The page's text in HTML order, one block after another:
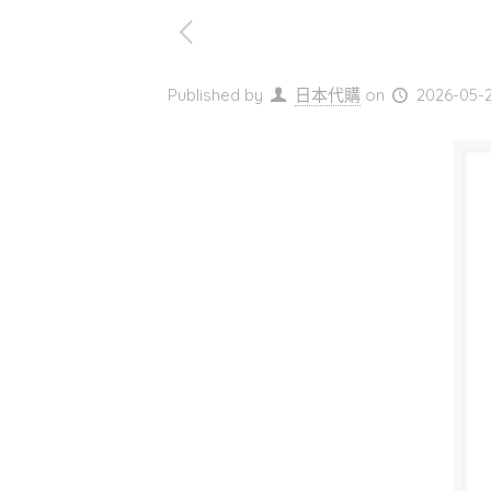
Published by 日本代購 on 2026-05-